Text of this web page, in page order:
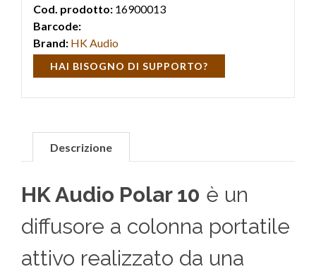
Cod. prodotto: 16900013
Barcode:
Brand: HK Audio
HAI BISOGNO DI SUPPORTO?
Descrizione
HK Audio Polar 10 è un
diffusore a colonna portatile
attivo realizzato da una